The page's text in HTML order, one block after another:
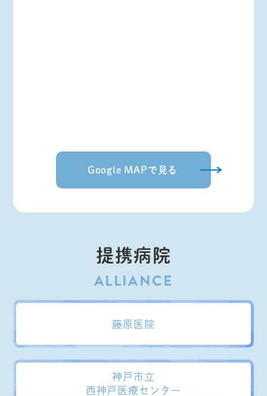
Google MAPで見る
提携病院
藤原医院
神戸市立
西神戸医療センター